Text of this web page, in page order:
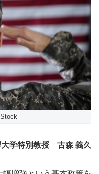
大学特別教授 古森 義久